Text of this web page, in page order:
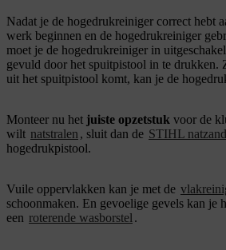
Nadat je de hogedrukreiniger correct hebt
werk beginnen en de hogedrukreiniger
moet je de hogedrukreiniger in
gevuld door het spuitpistool in te drukken.
uit het spuitpistool komt, kan je de
Monteer nu het juiste opzetstuk voor de
wilt natstralen , sluit dan de STIHL
hogedrukpistool.
Vuile oppervlakken kan je met de
schoonmaken. En gevoelige gevels kan je
een roterende wasborstel .